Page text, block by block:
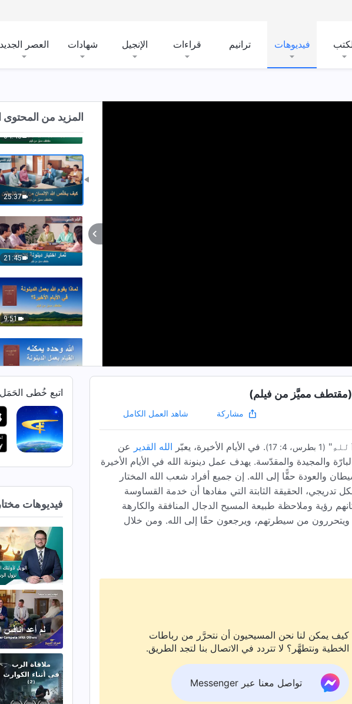
فيديوهات ترانيم قراءات الإنجيل شهادات العصر الجديد
المزيد من المحتوى
34:43
25:37
21:45
9:51
13:27
20:49
20:02
28:45
(مقتطف مميَّز من فيلم)
مشاركة شاهد العمل الكامل
(1 بطرس، 4: 17) . في الأيام الأخيرة، يعبّر الله القدير عن
والمجيدة والمقدّسة. يهدف عمل دينونة الله في الأيام الأخيرة
والعودة حقًّا إلى الله. إن جميع أفراد شعب الله المختار
تدريجي، الحقيقة الثابتة التي مفادها أن خدمة القساوسة
رؤية وملاحظة طبيعة المسيح الدجال المنافقة والكارهة
من سيطرتهم، ويرجعون حقًا إلى الله. ومن خلال
كيف يمكن لنا نحن المسيحيون أن نتحرَّر من رباطات
الخطية ونتطهَّر؟ لا تتردد في الاتصال بنا لتجد الطريق.
تواصل معنا عبر Messenger
اتبع خُطى الحَمَل
فيديوهات